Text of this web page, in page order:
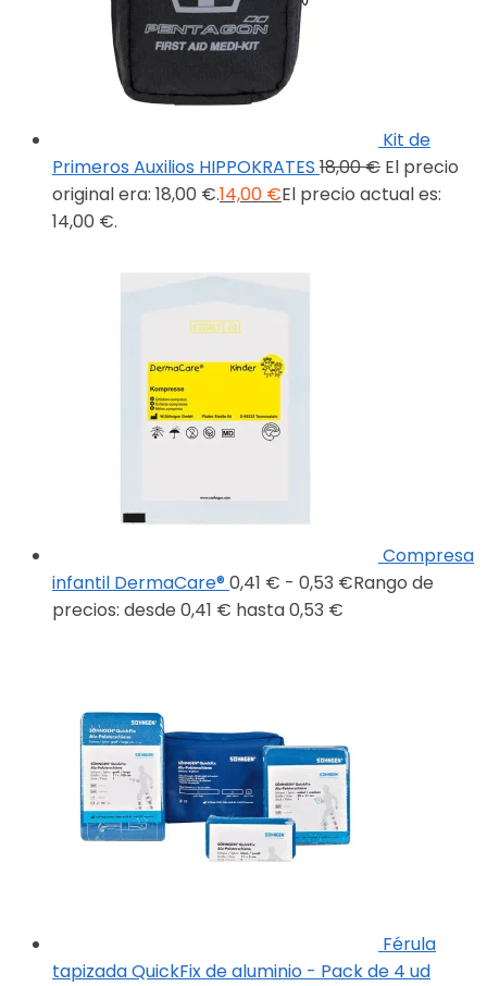
Kit de
Primeros Auxilios HIPPOKRATES 18,00€ El precio
original era: 18,00 €.14,00 €El precio actual es:
14,00 €.
Compresa
infantil DermaCare®0,41 € - 0,53 €Rango de
precios: desde 0,41 € hasta 0,53 €
Férula
tapizada QuickFix de aluminio - Pack de 4 ud